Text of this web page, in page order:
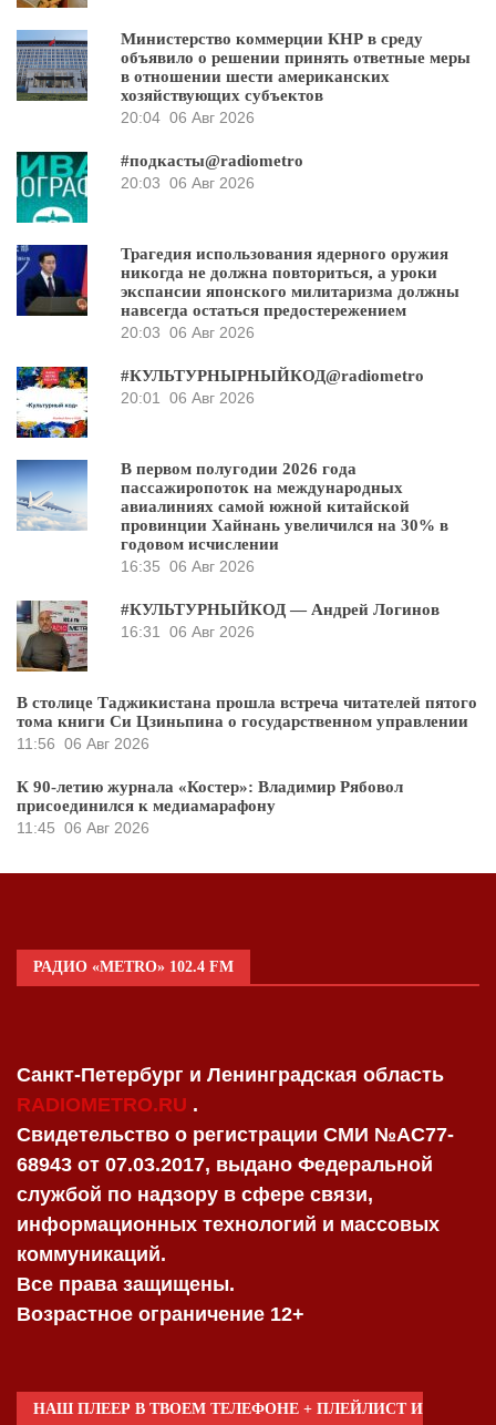
Министерство коммерции КНР в среду
объявило о решении принять ответные меры
в отношении шести американских
хозяйствующих субъектов
20:04 06 Авг 2026
#подкасты@radiometro
20:03 06 Авг 2026
Трагедия использования ядерного оружия
никогда не должна повториться, а уроки
экспансии японского милитаризма должны
навсегда остаться предостережением
20:03 06 Авг 2026
#КУЛЬТУРНЫРНЫЙКОД@radiometro
20:01
06 Авг 2026
В первом полугодии 2026 года
пассажиропоток на международных
авиалиниях самой южной китайской
провинции Хайнань увеличился на 30% в
годовом исчислении
16:35 06 Авг 2026
#КУЛЬТУРНЫЙКОД — Андрей Логинов
16:31
06 Авг 2026
В столице Таджикистана прошла встреча читателей пятого
тома книги Си Цзиньпина о государственном управлении
11:56 06 Авг 2026
К 90-летию журнала «Костер»: Владимир Рябовол
присоединился к медиамарафону
11:45 06 Авг 2026
РАДИО «METRO» 102.4 FM
Санкт-Петербург и Ленинградская область
RADIOMETRO.RU .
Свидетельство о регистрации СМИ №AC77-
68943 от 07.03.2017, выдано Федеральной
службой по надзору в сфере связи,
информационных технологий и массовых
коммуникаций.
Все права защищены.
Возрастное ограничение 12+
НАШ ПЛЕЕР В ТВОЕМ ТЕЛЕФОНЕ + ПЛЕЙЛИСТ И